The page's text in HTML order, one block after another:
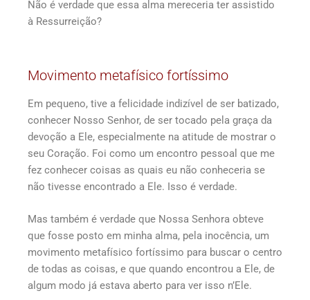
Não é verdade que essa alma mereceria ter assistido
à Ressurreição?
Movimento metafísico fortíssimo
Em pequeno, tive a felicidade indizível de ser batizado,
conhecer Nosso Senhor, de ser tocado pela graça da
devoção a Ele, especialmente na atitude de mostrar o
seu Coração. Foi como um encontro pessoal que me
fez conhecer coisas as quais eu não conheceria se
não tivesse encontrado a Ele. Isso é verdade.
Mas também é verdade que Nossa Senhora obteve
que fosse posto em minha alma, pela inocência, um
movimento metafísico fortíssimo para buscar o centro
de todas as coisas, e que quando encontrou a Ele, de
algum modo já estava aberto para ver isso n’Ele.